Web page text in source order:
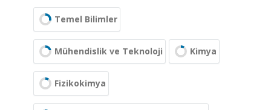
Temel Bilimler
Mühendislik ve Teknoloji Kimya
Fizikokimya